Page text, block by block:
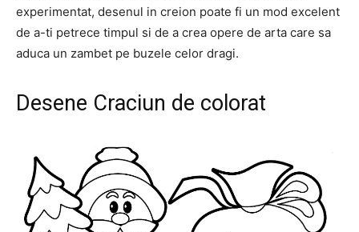
experimentat, desenul in creion poate fi un mod excelent
de a-ti petrece timpul si de a crea opere de arta care sa
aduca un zambet pe buzele celor dragi.
Desene Craciun de colorat